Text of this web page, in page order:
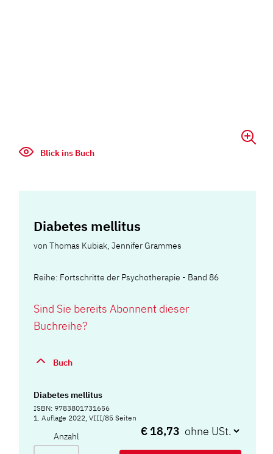
Blick ins Buch
Diabetes mellitus
vonThomas Kubiak,Jennifer Grammes
Reihe: Fortschritte der Psychotherapie - Band 86
Sind Sie bereits Abonnent dieser
Buchreihe?
Buch
Diabetes mellitus
ISBN: 9783801731656
1. Auflage 2022, VIII/85 Seiten
Anzahl € 18,73